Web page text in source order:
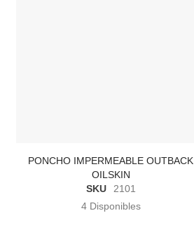
PONCHO IMPERMEABLE OUTBACK
OILSKIN
SKU
2101
4 Disponibles